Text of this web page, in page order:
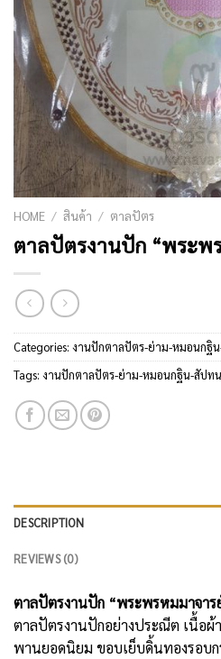
HOME / สินค้า / ตาลปัตร
ตาลปัตรงานปัก “พระพ
Categories: งานปักตาลปัตร-ย่าม-หมอนกฐิ
Tags: งานปักตาลปัตร-ย่าม-หมอนกฐิน-สัปทน
DESCRIPTION
REVIEWS (0)
ตาลปัตรงานปัก “พระพรหมมาจาร
ตาลปัตรงานปักอย่างประณีต เนื้อผ้
พานยอดนิยม ขอบเย็บดิ้นทองรอบก